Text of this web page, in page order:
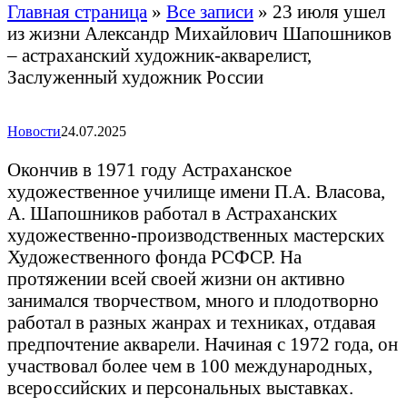
Главная страница » Все записи » 23 июля ушел
из жизни Александр Михайлович Шапошников
– астраханский художник-акварелист,
Заслуженный художник России
Новости24.07.2025
Окончив в 1971 году Астраханское
художественное училище имени П.А. Власова,
А. Шапошников работал в Астраханских
художественно-производственных мастерских
Художественного фонда РСФСР. На
протяжении всей своей жизни он активно
занимался творчеством, много и плодотворно
работал в разных жанрах и техниках, отдавая
предпочтение акварели. Начиная с 1972 года, он
участвовал более чем в 100 международных,
всероссийских и персональных выставках.